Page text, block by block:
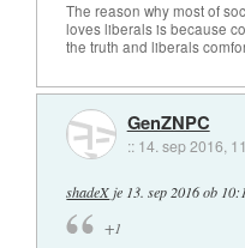
The reason why most of
loves liberals is because
the truth and liberals
GenZNPC
:: 14. sep 2016,
shadeX je 13. sep 2016 ob
+1